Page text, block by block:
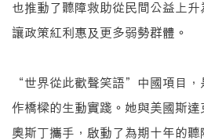
也推動了聽障救助從民間公益上升
讓政策紅利惠及更多弱勢群體。
“世界從此歡聲笑語”中國項目，
作橋樑的生動實踐。她與美國斯
奧斯丁攜手，啟動了為期十年的聽